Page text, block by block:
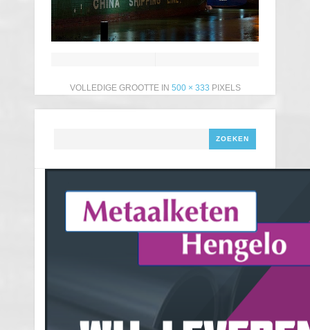
VOLLEDIGE GROOTTE IN 500 × 333 PIXELS